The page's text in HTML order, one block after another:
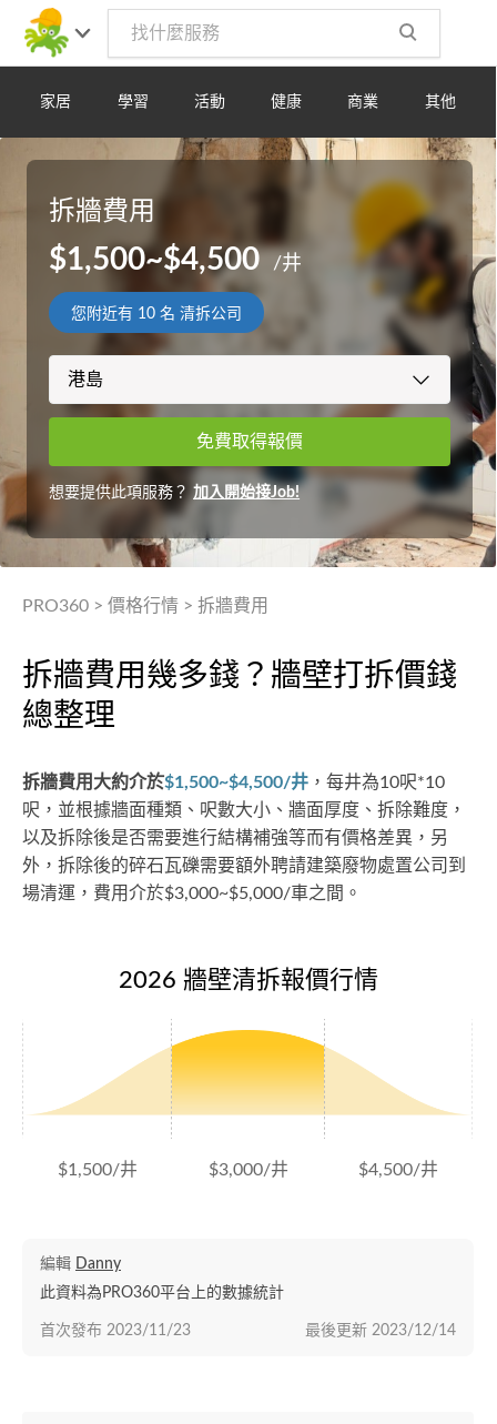
家居 學習 活動 健康 商業 其他
拆牆費用
$1,500~$4,500 /井
您附近有 10 名 清拆公司
免費取得報價
想要提供此項服務？加入開始接Job!
PRO360 > 價格行情 > 拆牆費用
拆牆費用幾多錢？牆壁打拆價錢
總整理
拆牆費用大約介於$1,500~$4,500/井 ，每井為10呎*10
呎，並根據牆面種類、呎數大小、牆面厚度、拆除難度，
以及拆除後是否需要進行結構補強等而有價格差異，另
外，拆除後的碎石瓦礫需要額外聘請建築廢物處置公司到
場清運，費用介於$3,000~$5,000/車之間。
2026 牆壁清拆報價行情
$1,500/井 $3,000/井 $4,500/井
編輯 Danny
此資料為PRO360平台上的數據統計
最後更新 2023/12/14
首次發布 2023/11/23